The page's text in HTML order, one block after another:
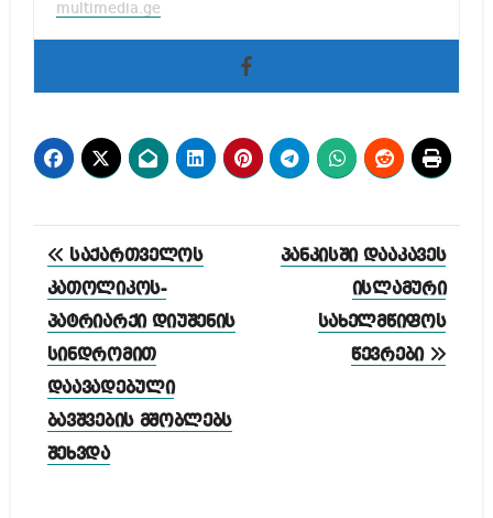
multimedia.ge
პოსტის
ნავიგაცია
საქართველოს
კათოლიკოს-
პატრიარქი დიუშენის
სინდრომით
დაავადებული
ბავშვების მშობლებს
შეხვდა
პანკისში დააკავეს
ისლამური
სახელმწიფოს
წევრები